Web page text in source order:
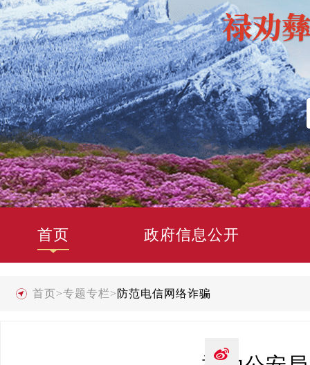
首页 政府信息公开
首页>专题专栏> 防范电信网络诈骗